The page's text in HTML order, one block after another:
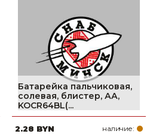
Батарейка пальчиковая,
солевая, блистер, АА,
KOCR64BL(...
2.28 BYN наличие: